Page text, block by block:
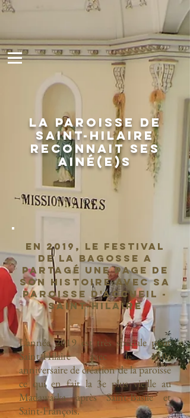
La paroisse de
Saint-Hilaire
reconnait ses
ainé(e)s
En 2019, le Festival
de la Bagosse a
partagé une page de
son histoire avec sa
paroisse d'accueil -
Saint-Hilaire
L’année 2019 est très spéciale pour
Saint-Hilaire avec le 150e
anniversaire de création de la paroisse
ce qui en fait la 3e plus vieille au
Madawaska après Saint-Basile et
Saint-François.